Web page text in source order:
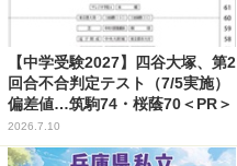
【中学受験2027】四谷大塚、第2
回合不合判定テスト（7/5実施）
偏差値…筑駒74・桜蔭70＜PR＞
2026.7.10